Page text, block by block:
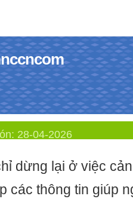
28-04-2026
dừng lại ở việc
các thông tin giúp